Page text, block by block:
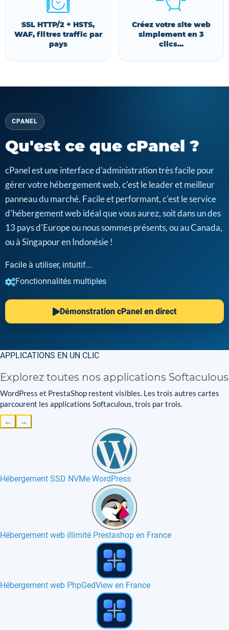
SSL HTTP/2 + HSTS,
WAF, filtres traffic par
pays
Créez votre site web
simplement en 3
clics...
CPANEL
Qu'est ce que cPanel ?
cPanel est une interface d'administration très facile pour
gérer votre hébergement web, c'est le leader et meilleur
panneau du marché. Facile et performant, c'est le service
d'hébergement web idéal que vous aurez, soit dans un des
13 pays d'Europe ou nous sommes présents, ou au Canada,
ou à Singapour en Indonésie !
Facile à utiliser, intuitif...
Fonctionnalités multiples
Démonstration cPanel en direct
APPLICATIONS EN UN CLIC
Explorez toutes nos applications Softaculous
WordPress et PrestaShop restent visibles. Les trois autres cartes
parcourent les applications Softaculous, trois par trois.
← →
Hébergement SSD NVMe WordPress
Hébergement web illimité Prestashop en France
Hébergement web phpFormGenerator en France